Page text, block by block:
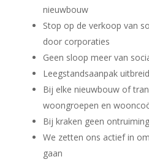
nieuwbouw
Stop op de verkoop van
door corporaties
Geen sloop meer van
Leegstandsaanpak
Bij elke nieuwbouw of
woongroepen en
Bij kraken geen
We zetten ons actief in
gaan